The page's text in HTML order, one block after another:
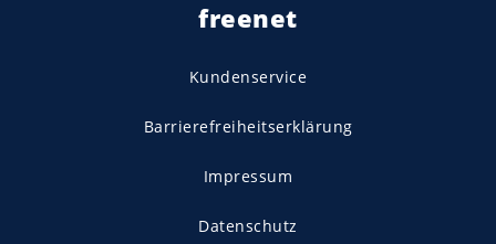
freenet
Kundenservice
Barrierefreiheitserklärung
Impressum
Datenschutz